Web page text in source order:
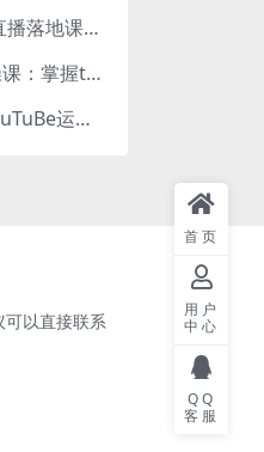
二手车电商化直播落地课，从0到1带你玩转二手车直播
tiktok投流实操课：掌握tiktok投流底层逻辑 独家TK投流玩法
梁老师·2025YouTuBe运营掘金指南
可以直接联系
首页
用户
中心
QQ
客服